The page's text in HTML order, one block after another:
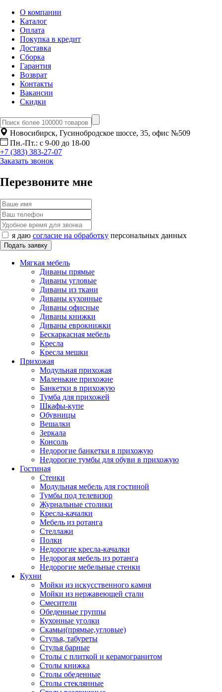
О компании
Каталог
Оплата
Покупка в кредит
Доставка
Сборка
Гарантия
Возврат
Контакты
Вакансии
Скидки
Новосибирск, Гусинобродское шоссе, 35, офис №509
Пн.-Пт.: с 9-00 до 18-00
+7 (383) 383-27-07
Заказать звонок
Перезвоните мне
я даю согласие на обработку персональных данных
Мягкая мебель
Диваны прямые
Диваны угловые
Диваны из ткани
Диваны кухонные
Диваны офисные
Диваны книжки
Диваны еврокнижки
Бескаркасная мебель
Кресла
Кресла мешки
Прихожая
Модульная прихожая
Маленькие прихожие
Банкетки в прихожую
Тумба для прихожей
Шкафы-купе
Обувницы
Вешалки
Зеркала
Консоль
Недорогие банкетки в прихожую
Недорогие тумбы для обуви в прихожую
Гостиная
Стенки
Модульная мебель для гостиной
Тумбы под телевизор
Журнальные столики
Кресла-качалки
Мебель из ротанга
Стеллажи
Полки
Недорогие кресла-качалки
Недорогая мебель из ротанга
Недорогие мебельные стенки
Кухни
Мойки из искусственного камня
Мойки из нержавеющей стали
Смесители
Обеденные группы
Кухонные уголки
Скамьи(прямые,угловые)
Стулья, табуреты
Стулья барные
Столы с плиткой и керамогранитом
Столы книжка
Столы обеденные
Столы стеклянные